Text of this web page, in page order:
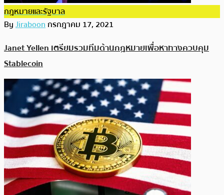
กฎหมายและรัฐบาล
ByJiraboonกรกฎาคม 17, 2021
Janet Yellen เตรียมรวมทีมด้านกฎหมายเพื่อหาทางควบคุม
Stablecoin